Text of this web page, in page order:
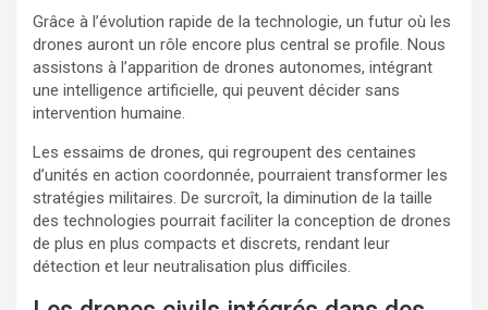
Grâce à l’évolution rapide de la technologie, un futur où les
drones auront un rôle encore plus central se profile. Nous
assistons à l’apparition de drones autonomes, intégrant
une intelligence artificielle, qui peuvent décider sans
intervention humaine.
Les essaims de drones, qui regroupent des centaines
d’unités en action coordonnée, pourraient transformer les
stratégies militaires. De surcroît, la diminution de la taille
des technologies pourrait faciliter la conception de drones
de plus en plus compacts et discrets, rendant leur
détection et leur neutralisation plus difficiles.